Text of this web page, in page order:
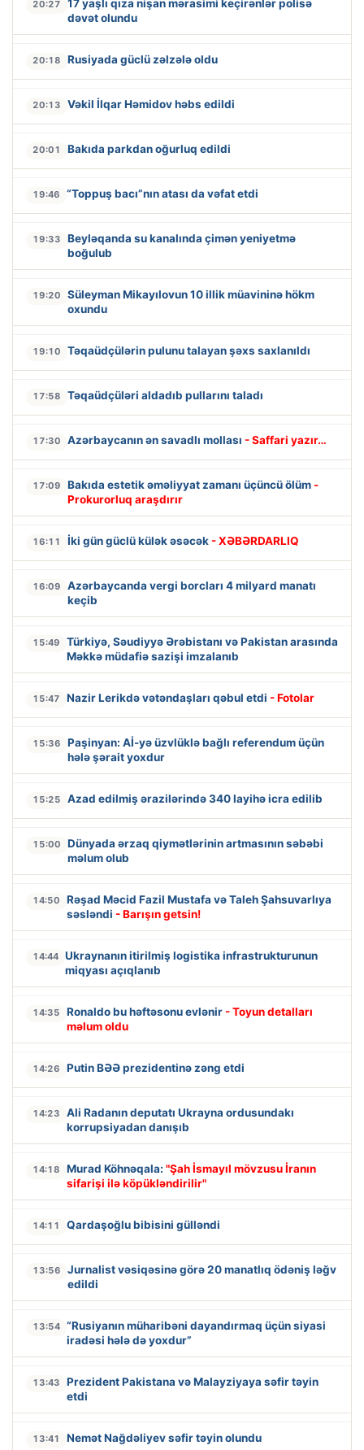
20:27
17 yaşlı qıza nişan mərasimi keçirənlər polisə
dəvət olundu
20:18 Rusiyada güclü zəlzələ oldu
20:13 Vəkil İlqar Həmidov həbs edildi
20:01 Bakıda parkdan oğurluq edildi
19:46 “Toppuş bacı”nın atası da vəfat etdi
19:33
Beyləqanda su kanalında çimən yeniyetmə
boğulub
19:20
Süleyman Mikayılovun 10 illik müavininə hökm
oxundu
19:10 Təqaüdçülərin pulunu talayan şəxs saxlanıldı
17:58 Təqaüdçüləri aldadıb pullarını taladı
17:30 Azərbaycanın ən savadlı mollası - Saffari yazır…
17:09 Bakıda estetik əməliyyat zamanı üçüncü ölüm -
Prokurorluq araşdırır
16:11 İki gün güclü külək əsəcək - XƏBƏRDARLIQ
16:09
Azərbaycanda vergi borcları 4 milyard manatı
keçib
15:49
Türkiyə, Səudiyyə Ərəbistanı və Pakistan arasında
Məkkə müdafiə sazişi imzalanıb
15:47 Nazir Lerikdə vətəndaşları qəbul etdi - Fotolar
15:36
Paşinyan: Aİ-yə üzvlüklə bağlı referendum üçün
hələ şərait yoxdur
15:25 Azad edilmiş ərazilərində 340 layihə icra edilib
15:00
Dünyada ərzaq qiymətlərinin artmasının səbəbi
məlum olub
14:50
Rəşad Məcid Fazil Mustafa və Taleh Şahsuvarlıya
səsləndi - Barışın getsin!
14:44 Ukraynanın itirilmiş logistika infrastrukturunun
miqyası açıqlanıb
14:35 Ronaldo bu həftəsonu evlənir - Toyun detalları
məlum oldu
14:26 Putin BƏƏ prezidentinə zəng etdi
14:23
Ali Radanın deputatı Ukrayna ordusundakı
korrupsiyadan danışıb
14:18 Murad Köhnəqala: "Şah İsmayıl mövzusu İranın
sifarişi ilə köpükləndirilir"
14:11 Qardaşoğlu bibisini gülləndi
13:56
Jurnalist vəsiqəsinə görə 20 manatlıq ödəniş ləğv
edildi
13:54 “Rusiyanın müharibəni dayandırmaq üçün siyasi
iradəsi hələ də yoxdur”
13:43
Prezident Pakistana və Malayziyaya səfir təyin
etdi
13:41 Nemət Nağdəliyev səfir təyin olundu